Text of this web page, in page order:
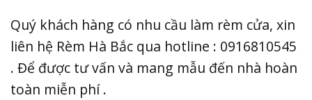
Quý khách hàng có nhu cầu làm rèm cửa, xin
liên hệ Rèm Hà Bắc qua hotline : 0916810545
. Để được tư vấn và mang mẫu đến nhà hoàn
toàn miễn phí .